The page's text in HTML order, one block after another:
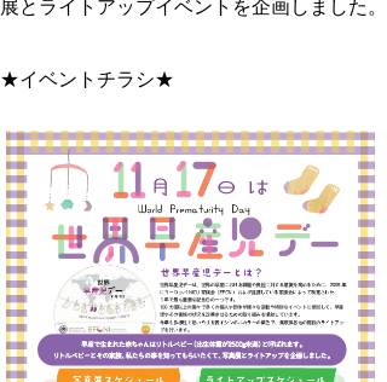
展とライトアップイベントを企画しました。
★イベントチラシ★